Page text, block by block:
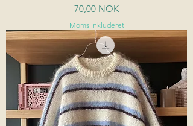
Pris
70,00 NOK
Moms Inkluderet